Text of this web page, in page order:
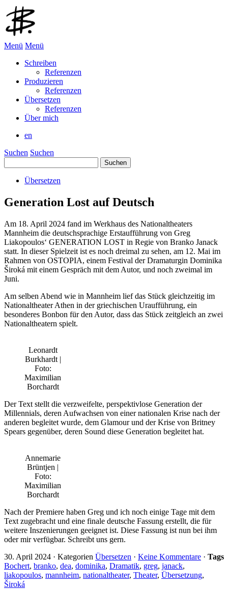
Menü Menü
Schreiben
Referenzen
Produzieren
Referenzen
Übersetzen
Referenzen
Über mich
en
Suchen Suchen
nach:
Übersetzen
Generation Lost auf Deutsch
Am 18. April 2024 fand im Werkhaus des Nationaltheaters
Mannheim die deutschsprachige Erstaufführung von Greg
Liakopoulos‘ GENERATION LOST in Regie von Branko Janack
statt. In dieser Spielzeit ist es noch dreimal zu sehen, am 12. Mai im
Rahmen von OSTOPIA, einem Festival der Dramaturgin Dominika
Široká mit einem Gespräch mit dem Autor, und noch zweimal im
Juni.
Am selben Abend wie in Mannheim lief das Stück gleichzeitig im
Nationaltheater Athen in der griechischen Uraufführung, ein
besonderes Bonbon für den Autor, dass das Stück zeitgleich an zwei
Nationaltheatern spielt.
Leonardt
Burkhardt |
Foto:
Maximilian
Borchardt
Der Text stellt die verzweifelte, perspektivlose Generation der
Millennials, deren Aufwachsen von einer nationalen Krise nach der
anderen begleitet wurde, dem Glamour und der Krise von Britney
Spears gegenüber, deren Sound diese Generation begleitet hat.
Annemarie
Brüntjen |
Foto:
Maximilian
Borchardt
Nach der Premiere haben Greg und ich noch einige Tage mit dem
Text zugebracht und eine finale deutsche Fassung erstellt, die für
weitere Inszenierungen geeignet ist. Diese Fassung ist nun bei ihm
oder mir verfügbar. Schreibt uns gern.
30. April 2024 · Kategorien Übersetzen · Keine Kommentare · Tags
Bochert, branko, dea, dominika, Dramatik, greg, janack,
liakopoulos, mannheim, nationaltheater, Theater, Übersetzung,
Široká